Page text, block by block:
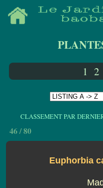
1 2
CLASSEMENT PAR
46 / 80
Euphorbia